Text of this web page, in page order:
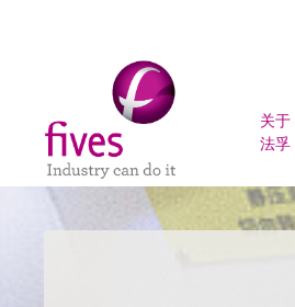
Skip to main content
Skip to page footer
关于
法孚